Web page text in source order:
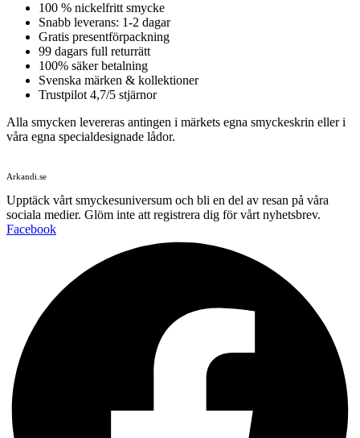
100 % nickelfritt smycke
Snabb leverans: 1-2 dagar
Gratis presentförpackning
99 dagars full returrätt
100% säker betalning
Svenska märken & kollektioner
Trustpilot 4,7/5 stjärnor
Alla smycken levereras antingen i märkets egna smyckeskrin eller i
våra egna specialdesignade lådor.
Arkandi.se
Upptäck vårt smyckesuniversum och bli en del av resan på våra
sociala medier. Glöm inte att registrera dig för vårt nyhetsbrev.
Facebook